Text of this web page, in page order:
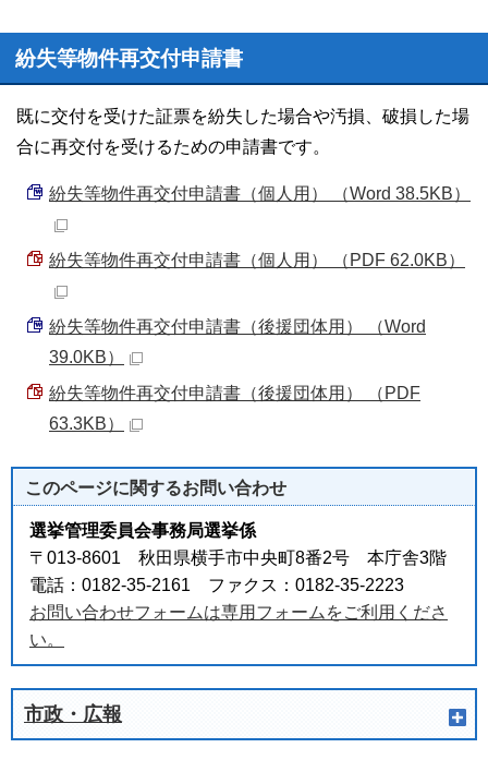
紛失等物件再交付申請書
既に交付を受けた証票を紛失した場合や汚損、破損した場
合に再交付を受けるための申請書です。
紛失等物件再交付申請書（個人用） （Word 38.5KB）
紛失等物件再交付申請書（個人用） （PDF 62.0KB）
紛失等物件再交付申請書（後援団体用） （Word
39.0KB）
紛失等物件再交付申請書（後援団体用） （PDF
63.3KB）
このページに関するお問い合わせ
選挙管理委員会事務局選挙係
〒013-8601 秋田県横手市中央町8番2号 本庁舎3階
電話：0182-35-2161 ファクス：0182-35-2223
お問い合わせフォームは専用フォームをご利用くださ
い。
市政・広報